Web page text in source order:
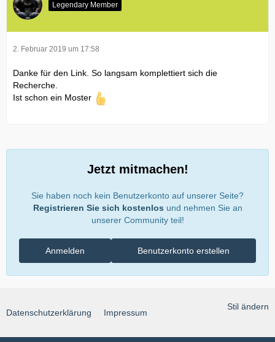
Legendary Member
2. Februar 2019 um 17:58
Danke für den Link. So langsam komplettiert sich die
Recherche.
Ist schon ein Moster
Jetzt mitmachen!
Sie haben noch kein Benutzerkonto auf unserer Seite?
Registrieren Sie sich kostenlos und nehmen Sie an
unserer Community teil!
Benutzerkonto erstellen
Anmelden
Stil ändern
Datenschutzerklärung Impressum